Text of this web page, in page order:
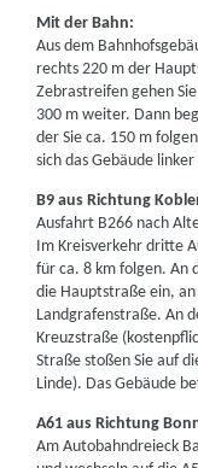
Mit der Bahn:
Aus dem
rechts 220 m der
Zebrastreifen gehen
300 m weiter. Dann
der Sie ca. 150 m
sich das Gebäude
B9 aus Richtung
Ausfahrt B266 nach
Im Kreisverkehr dritte
für ca. 8 km folgen. An
die Hauptstraße ein,
Landgrafenstraße. An
Kreuzstraße
Straße stoßen Sie auf
Linde). Das Gebäude
A61 aus Richtung
Am Autobahndreieck